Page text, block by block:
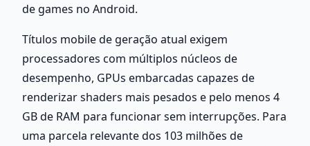
de games no Android.
Títulos mobile de geração atual exigem
processadores com múltiplos núcleos de
desempenho, GPUs embarcadas capazes de
renderizar shaders mais pesados e pelo menos 4
GB de RAM para funcionar sem interrupções. Para
uma parcela relevante dos 103 milhões de